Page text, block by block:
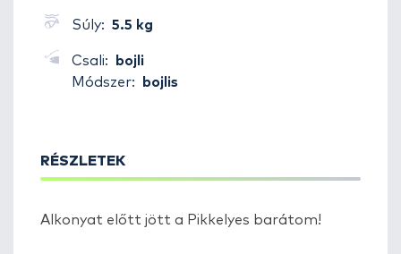
Súly: 5.5 kg
Csali:
bojli
Módszer:
bojlis
RÉSZLETEK
Alkonyat előtt jött a Pikkelyes barátom!